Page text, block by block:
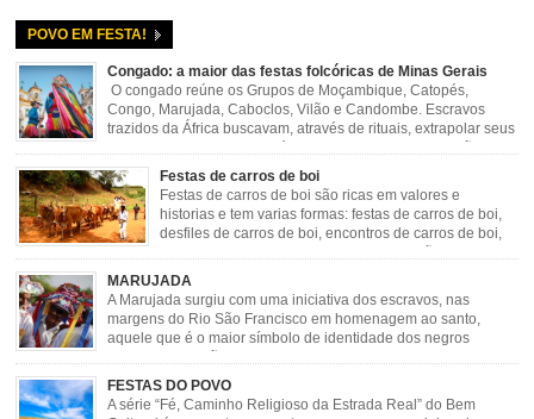
POVO EM FESTA!
Congado: a maior das festas folcóricas de Minas Gerais
O congado reúne os Grupos de Moçambique, Catopés,
Congo, Marujada, Caboclos, Vilão e Candombe. Escravos
trazidos da África buscavam, através de rituais, extrapolar seus
sentimentos e culto a sua fé. O Congado nasceu da fusão
destes ritos com a religião católica, imposta aos negros pela Igreja, surgindo
novas histórias que envolviam, sobretudo, Nossa Senhora do […]
Festas de carros de boi
Festas de carros de boi são ricas em valores e
historias e tem varias formas: festas de carros de boi,
desfiles de carros de boi, encontros de carros de boi,
de boi, carreteada, carreiros, candeeiros, boiadas, carapinas, artesãos,
exposição agropecuária, ou seja é um ponto forte […]
MARUJADA
A Marujada surgiu com uma iniciativa dos escravos, nas
margens do Rio São Francisco em homenagem ao santo,
aquele que é o maior símbolo de identidade dos negros
sendo milagroso e grande protetor de suas causas. o ponto alto da festa de
São Benedito é a Marujada. […]
FESTAS DO POVO
A série “Fé, Caminho Religioso da Estrada Real” do Bem